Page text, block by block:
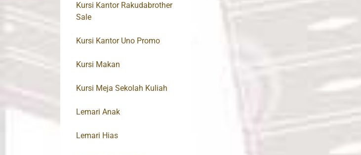
Kursi Kantor Rakudabrother
Sale
Kursi Kantor Uno Promo
Kursi Makan
Kursi Meja Sekolah Kuliah
Lemari Anak
Lemari Hias